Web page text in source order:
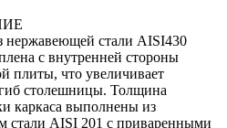
нержавеющей стали AISI430
с внутренней стороны
плиты, что увеличивает
столешницы. Толщина
каркаса выполнены из
AISI 201 с приваренными